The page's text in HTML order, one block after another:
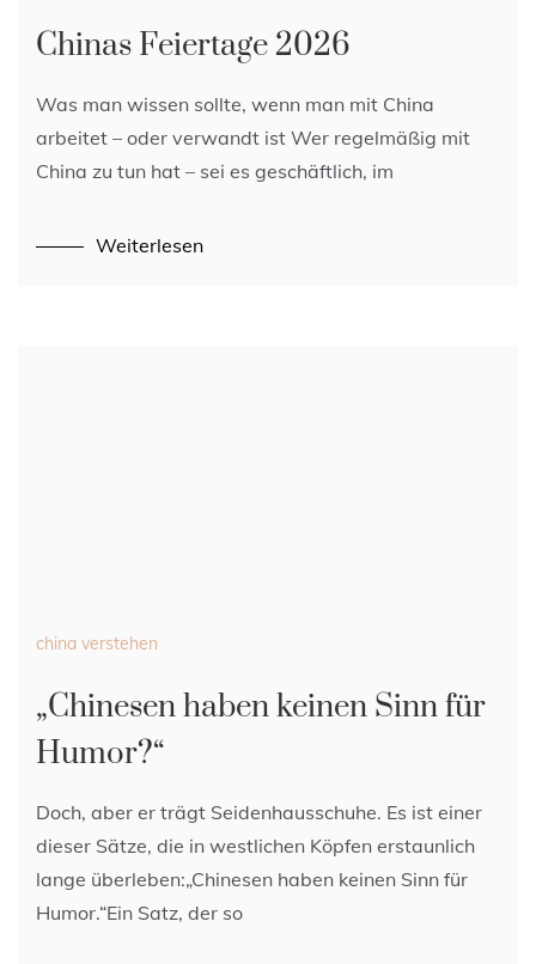
Chinas Feiertage 2026
Was man wissen sollte, wenn man mit China
arbeitet – oder verwandt ist Wer regelmäßig mit
China zu tun hat – sei es geschäftlich, im
Weiterlesen
china verstehen
„Chinesen haben keinen Sinn für
Humor?“
Doch, aber er trägt Seidenhausschuhe. Es ist einer
dieser Sätze, die in westlichen Köpfen erstaunlich
lange überleben:„Chinesen haben keinen Sinn für
Humor.“Ein Satz, der so